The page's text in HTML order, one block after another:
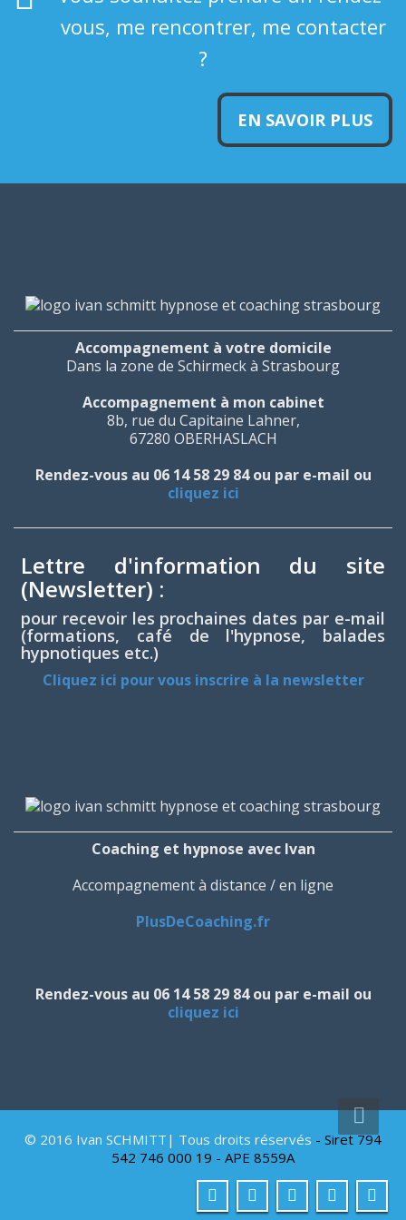
vous, me rencontrer, me contacter
?
EN SAVOIR PLUS
Accompagnement à votre domicile
Dans la zone de Schirmeck à Strasbourg
Accompagnement à mon cabinet
8b, rue du Capitaine Lahner,
67280 OBERHASLACH
Rendez-vous au 06 14 58 29 84 ou par e-mail ou
cliquez ici
Lettre d'information du site
(Newsletter) :
pour recevoir les prochaines dates par e-mail
(formations, café de l'hypnose, balades
hypnotiques etc.)
Cliquez ici pour vous inscrire à la newsletter
Coaching et hypnose avec Ivan
Accompagnement à distance / en ligne
PlusDeCoaching.fr
Rendez-vous au 06 14 58 29 84 ou par e-mail ou
cliquez ici
© 2016 Ivan SCHMITT| Tous droits réservés - Siret 794
542 746 000 19 - APE 8559A